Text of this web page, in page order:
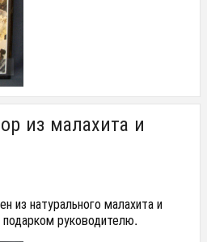
из малахита и
из натурального малахита и
руководителю.